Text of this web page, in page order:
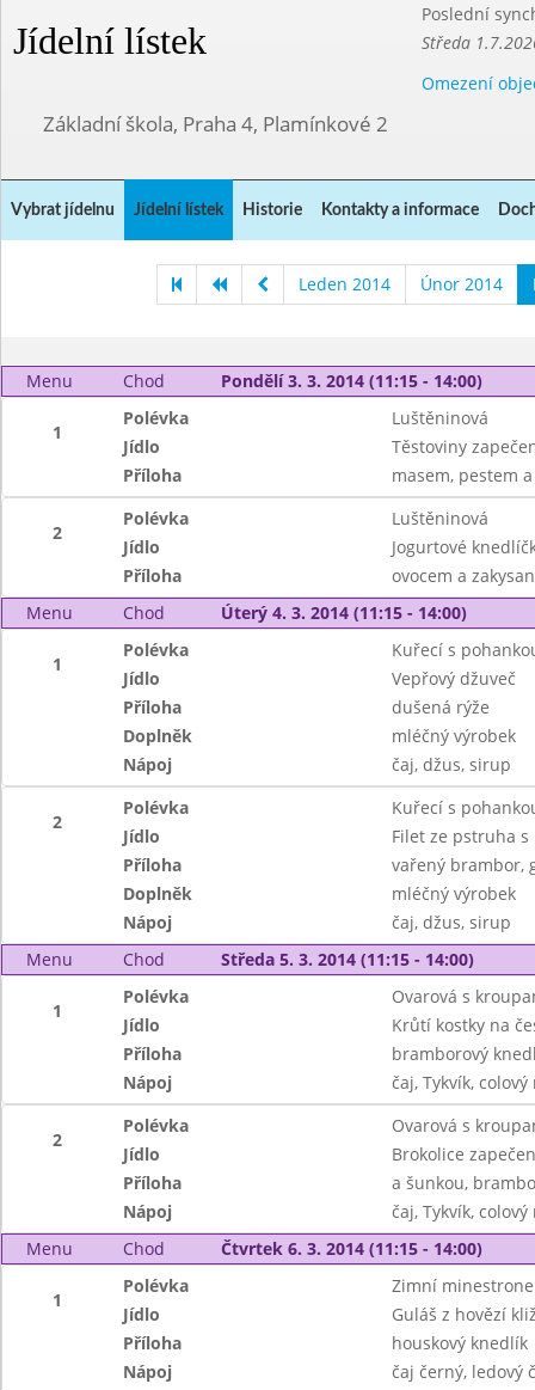
Jídelní lístek
Poslední
Středa
Omezení
Základní škola, Praha 4, Plamínkové 2
Vybrat jídelnu Jídelní lístek Historie Kontakty a informace
Leden 2014 Únor 2014
Menu Chod Pondělí 3. 3. 2014 (11:15 - 14:00)
1
Polévka
Luštěninová
Jídlo
Těstoviny
Příloha
masem, pestem
2
Polévka
Luštěninová
Jídlo
Jogurtové
Příloha
ovocem a
Menu
Chod Úterý 4. 3. 2014 (11:15 - 14:00)
1
Polévka
Kuřecí s
Jídlo
Vepřový džuveč
Příloha
dušená rýže
Doplněk
mléčný výrobek
Nápoj
čaj, džus, sirup
2
Polévka
Kuřecí s
Jídlo
Filet ze pstruha
Příloha
vařený brambor,
Doplněk
mléčný výrobek
Nápoj
čaj, džus, sirup
Menu
Chod Středa 5. 3. 2014 (11:15 - 14:00)
1
Polévka
Ovarová s
Jídlo
Krůtí kostky na
Příloha
bramborový
Nápoj
čaj, Tykvík,
2
Polévka
Ovarová s
Jídlo
Brokolice
Příloha
a šunkou,
Nápoj
čaj, Tykvík,
Menu
Chod Čtvrtek 6. 3. 2014 (11:15 - 14:00)
1
Polévka
Zimní minestrone
Jídlo
Guláš z hovězí
Příloha
houskový knedlík
Nápoj
čaj černý, ledový